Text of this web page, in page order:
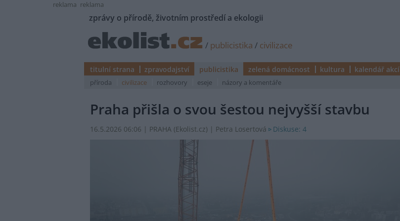
reklama reklama
zprávy o přírodě, životním prostředí a ekologii
/ publicistika / civilizace
titulní strana zpravodajství publicistika zelená domácnost kultura kalendář akcí
příroda civilizace rozhovory eseje názory a komentáře
Praha přišla o svou šestou nejvyšší stavbu
16.5.2026 06:06 | PRAHA (Ekolist.cz) | Petra Losertová Diskuse: 4